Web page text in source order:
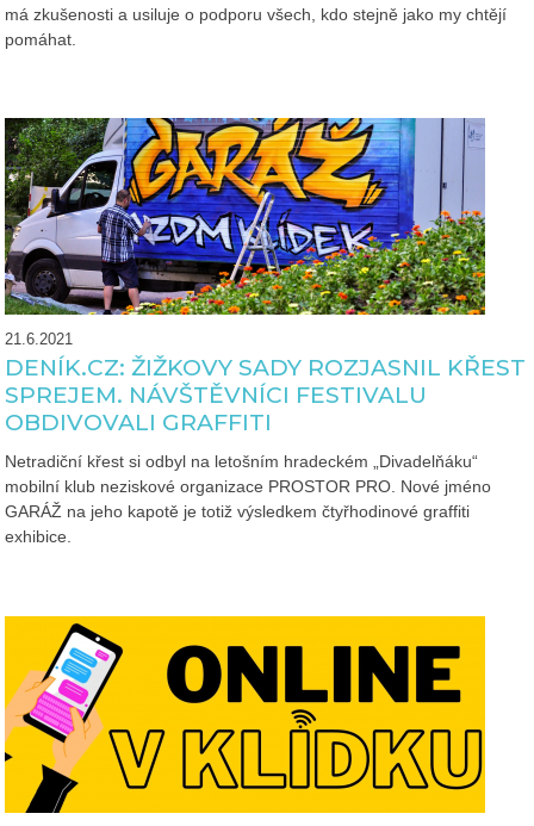
má zkušenosti a usiluje o podporu všech, kdo stejně jako my chtějí
pomáhat.
21.6.2021
DENÍK.CZ: ŽIŽKOVY SADY ROZJASNIL KŘEST
SPREJEM. NÁVŠTĚVNÍCI FESTIVALU
OBDIVOVALI GRAFFITI
Netradiční křest si odbyl na letošním hradeckém „Divadelňáku“
mobilní klub neziskové organizace PROSTOR PRO. Nové jméno
GARÁŽ na jeho kapotě je totiž výsledkem čtyřhodinové graffiti
exhibice.